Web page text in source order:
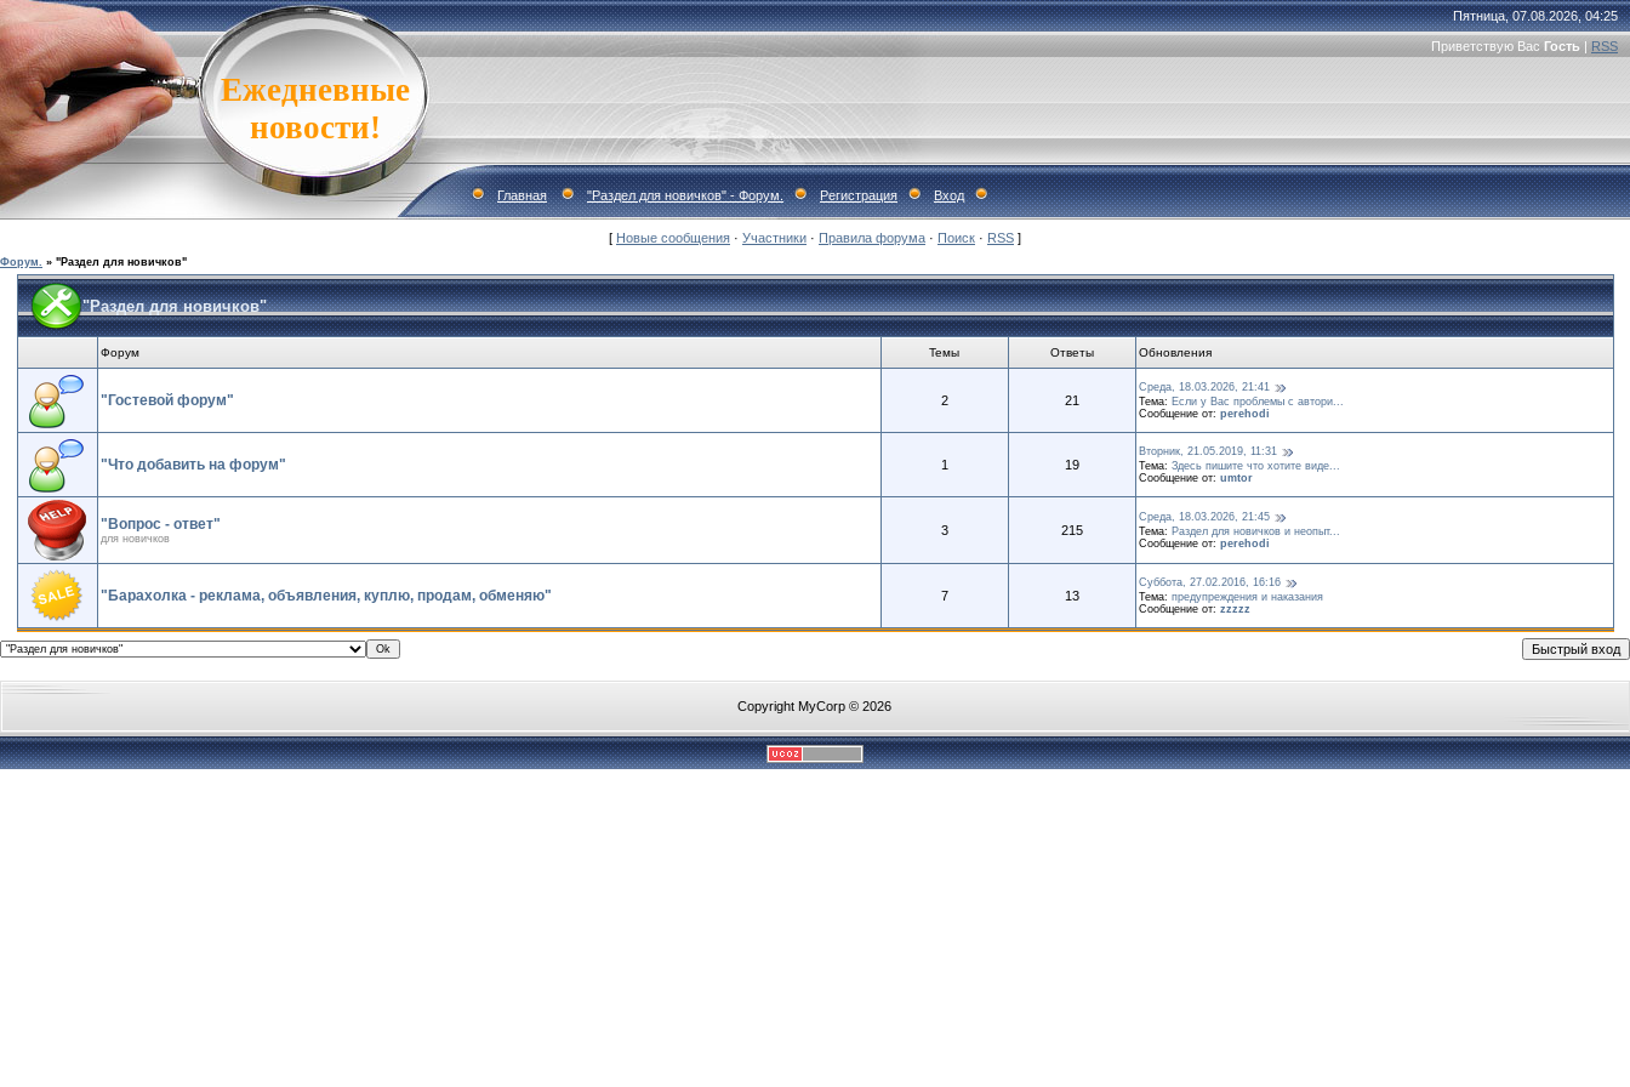
Ежедневные
новости!
Пятница, 07.08.2026, 04:25
Приветствую Вас Гость | RSS
Главная "Раздел для новичков" - Форум. Регистрация Вход
[ Новые сообщения · Участники · Правила форума · Поиск · RSS ]
Форум. » "Раздел для новичков"
"Раздел для новичков"
Форум Темы Ответы Обновления
"Гостевой форум" 2 21
Среда, 18.03.2026, 21:41
Тема: Если у Вас проблемы с автори...
Сообщение от: perehodi
"Что добавить на форум" 1 19
Вторник, 21.05.2019, 11:31
Тема: Здесь пишите что хотите виде...
Сообщение от: umtor
"Вопрос - ответ"
для новичков
3 215
Среда, 18.03.2026, 21:45
Тема: Раздел для новичков и неопыт...
Сообщение от: perehodi
"Барахолка - реклама, объявления, куплю, продам, обменяю" 7 13
Суббота, 27.02.2016, 16:16
Тема: предупреждения и наказания
Сообщение от: zzzzz
Copyright MyCorp © 2026